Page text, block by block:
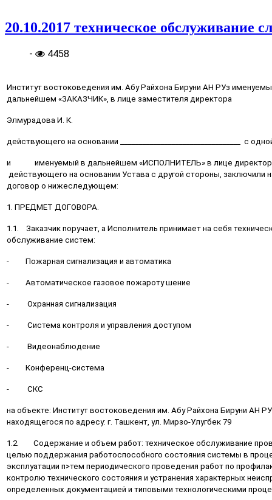
20.10.2017 техническое обслуживание
- 4458
Институт востоковедения им. Абу Райхона Бируни АН РУз
дальнейшем «ЗАКАЗЧИК», в лице заместителя директора
Элмурадова И. К.
действующего на основании _________________________________ с
и именуемый в дальнейшем «ИСПОЛНИТЕЛЬ» в лице
действующего на основании Устава с другой стороны, заключили
договор о нижеследующем:
1. ПРЕДМЕТ ДОГОВОРА.
1.1. Заказчик поручает, а Исполнитель принимает на себя
обслуживание систем:
- Пожарная сигнализация и автоматика
- Автоматическое газовое пожароту шение
- Охранная сигнализация
- Система контроля и управления доступом
- Видеонаблюдение
- Конференц-система
- СКС
на объекте: Институт востоковедения им. Абу Райхона Бируни АН
находящегося по адресу: г. Ташкент, ул. Мирзо-Улугбек 79
1.2. Содержание и объем работ: техническое обслуживание
целью поддержания работоспособного состояния системы в
эксплуатации п>тем периодического проведения работ по
контролю технического состояния и устранения характерных
определенных документацией и типовыми технологическими